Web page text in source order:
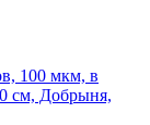
100 мкм, в
см, Добрыня,